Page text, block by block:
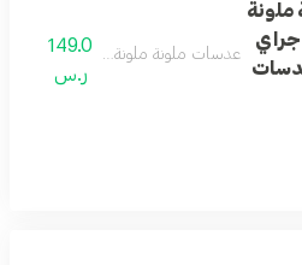
جراي
من 2 عدسات
عدسات ملونة ملونة ليالا كلاودي جراي عبوة من
149.0
ر.س